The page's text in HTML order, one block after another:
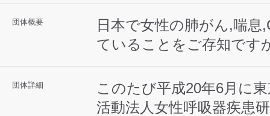
団体概要
日本で女性の肺がん,喘
ていることをご存知です
団体詳細
このたび平成20年6月に
活動法人女性呼吸器疾